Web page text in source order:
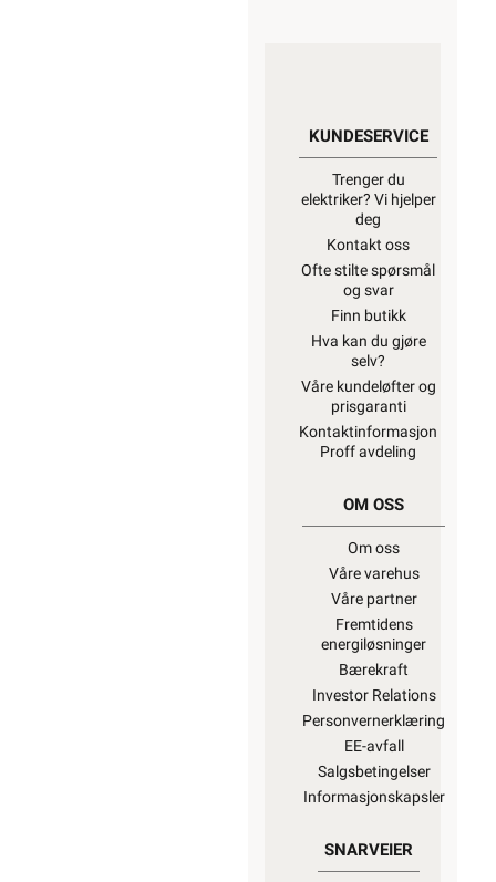
KUNDESERVICE
Trenger du
elektriker? Vi hjelper
deg
Kontakt oss
Ofte stilte spørsmål
og svar
Finn butikk
Hva kan du gjøre
selv?
Våre kundeløfter og
prisgaranti
Kontaktinformasjon
Proff avdeling
OM OSS
Om oss
Våre varehus
Våre partner
Fremtidens
energiløsninger
Bærekraft
Investor Relations
Personvernerklæring
EE-avfall
Salgsbetingelser
Informasjonskapsler
SNARVEIER